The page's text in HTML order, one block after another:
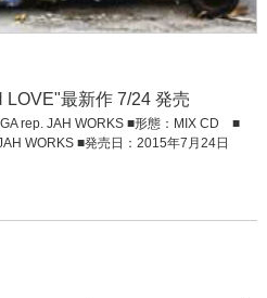
LOVE"最新作 7/24 発売
rep. JAH WORKS ■形態：MIX CD ■
WORKS ■発売日：2015年7月24日